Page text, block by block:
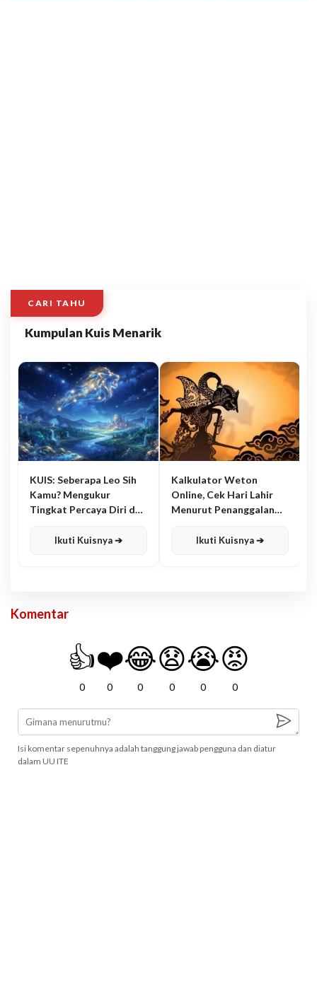
CARI TAHU
Kumpulan Kuis Menarik
KUIS: Seberapa Leo Sih
Kamu? Mengukur
Tingkat Percaya Diri dan
Ikuti Kuisnya ➔
Kalkulator Weton
Online, Cek Hari Lahir
Menurut Penanggalan
Ikuti Kuisnya ➔
Komentar
👍
0
❤️
0
😂
0
😧
0
😭
0
😡
0
Isi komentar sepenuhnya adalah tanggung jawab pengguna dan diatur
dalam UU ITE